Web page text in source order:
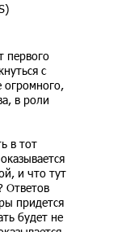
первого
с
огромного,
в роли
в тот
и что тут
Ответов
придется
будет не